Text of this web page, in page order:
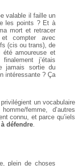
valable il faille un
les points ? Et à
mort et retracer
et compter avec
(cis ou trans), de
été amoureuse et
j’étais
jamais sortie du
intéressante ? Ça
unvocabulaire
femme, d’autres
connu, et parce qu’iels
défendre.
plein de choses